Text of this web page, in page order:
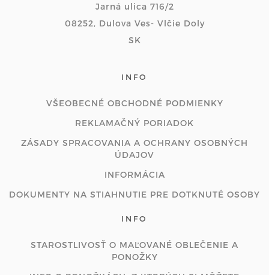
Jarná ulica 716/2
08252, Dulova Ves- Vlčie Doly
SK
INFO
VŠEOBECNÉ OBCHODNÉ PODMIENKY
REKLAMAČNÝ PORIADOK
ZÁSADY SPRACOVANIA A OCHRANY OSOBNÝCH
ÚDAJOV
INFORMÁCIA
DOKUMENTY NA STIAHNUTIE PRE DOTKNUTÉ OSOBY
INFO
STAROSTLIVOSŤ O MAĽOVANÉ OBLEČENIE A
PONOŽKY